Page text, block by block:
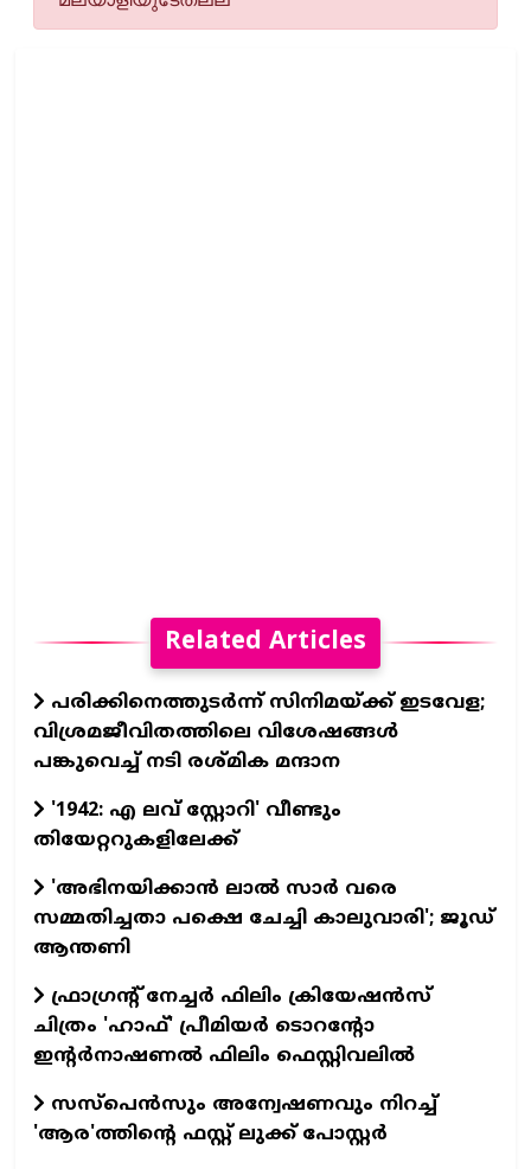
Related Articles
പരിക്കിനെത്തുടർന്ന് സിനിമയ്ക്ക് ഇടവേള;
വിശ്രമജീവിതത്തിലെ വിശേഷങ്ങൾ
പങ്കുവെച്ച് നടി രശ്മിക മന്ദാന
'1942: എ ലവ് സ്റ്റോറി' വീണ്ടും
തിയേറ്ററുകളിലേക്ക്
'അഭിനയിക്കാന്‍ ലാല്‍ സാര്‍ വരെ
സമ്മതിച്ചതാ പക്ഷെ ചേച്ചി കാലുവാരി'; ജൂഡ്
ആന്തണി
ഫ്രാഗ്രന്റ് നേച്ചര്‍ ഫിലിം ക്രിയേഷന്‍സ്
ചിത്രം 'ഹാഫ്' പ്രീമിയര്‍ ടൊറന്റോ
ഇന്റര്‍നാഷണല്‍ ഫിലിം ഫെസ്റ്റിവലില്‍
സസ്പെന്‍സും അന്വേഷണവും നിറച്ച്
'ആര'ത്തിന്റെ ഫസ്റ്റ് ലുക്ക് പോസ്റ്റര്‍